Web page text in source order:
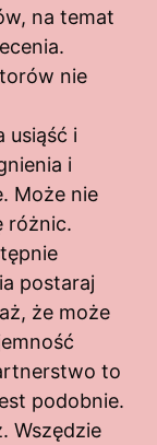
na temat
nie
usiąść i
i
Może nie
różnic.
postaraj
że może
to
podobnie.
Wszędzie